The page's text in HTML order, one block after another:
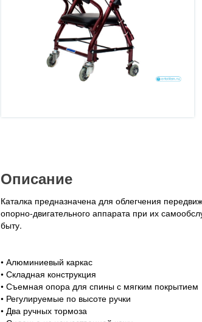
Описание
Каталка предназначена для облегчения
опорно-двигательного аппарата при их
быту.
• Алюминиевый каркас
• Складная конструкция
• Съемная опора для спины с мягким покрытием
• Регулируемые по высоте ручки
• Два ручных тормоза